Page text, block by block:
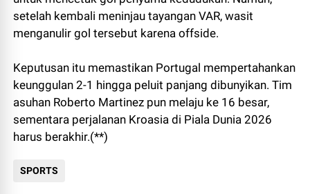
setelah kembali meninjau tayangan VAR, wasit
menganulir gol tersebut karena offside.
Keputusan itu memastikan Portugal mempertahankan
keunggulan 2-1 hingga peluit panjang dibunyikan. Tim
asuhan Roberto Martinez pun melaju ke 16 besar,
sementara perjalanan Kroasia di Piala Dunia 2026
harus berakhir.(**)
SPORTS